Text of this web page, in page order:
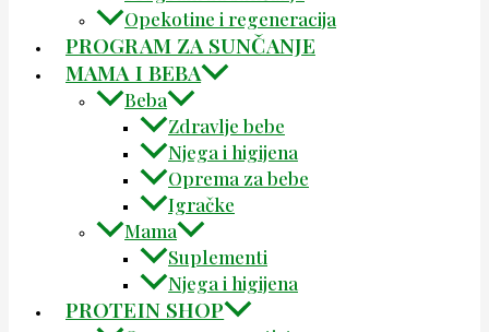
Opekotine i regeneracija
PROGRAM ZA SUNČANJE
MAMA I BEBA
Beba
Zdravlje bebe
Njega i higijena
Oprema za bebe
Igračke
Mama
Suplementi
Njega i higijena
PROTEIN SHOP